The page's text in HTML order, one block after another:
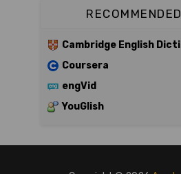
Cambridge English
Coursera
engVid
YouGlish